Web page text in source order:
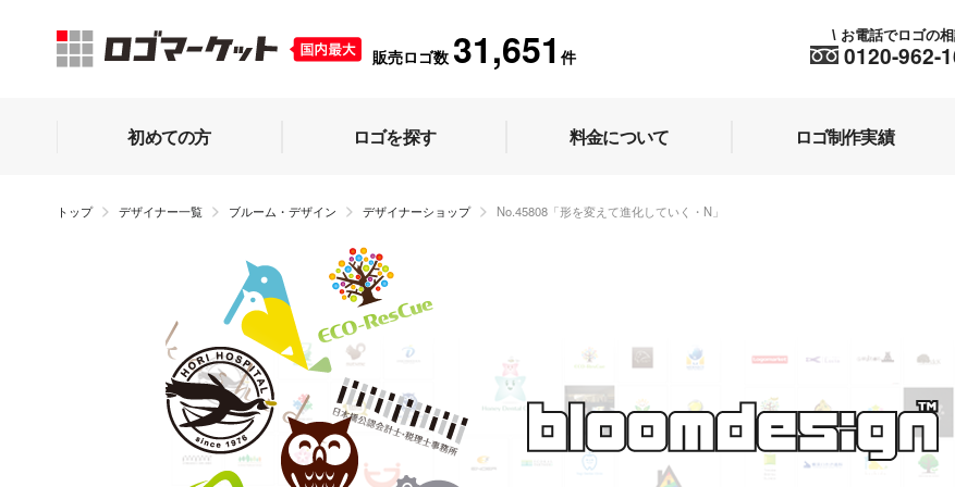
販売ロゴ数 31,651 件 0120-962-
\ お電話でロゴの
初めての方 ロゴを探す 料金について ロゴ制作実績
トップ デザイナー一覧 ブルーム・デザイン デザイナーショップ No.45808「形を変えて進化していく・N」